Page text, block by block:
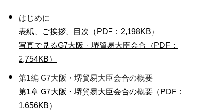
はじめに
表紙、ご挨拶、目次（PDF：2,198KB）
写真で見るG7大阪・堺貿易大臣会合（PDF：
2,754KB）
第1編 G7大阪・堺貿易大臣会合の概要
第1章 G7大阪・堺貿易大臣会合の概要（PDF：
1,656KB）